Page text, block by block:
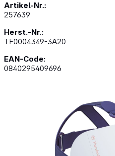
Artikel-Nr.:
257639
Herst.-Nr.:
TF0004349-3A20
EAN-Code:
0840295409696
Bildergalerie überspringen